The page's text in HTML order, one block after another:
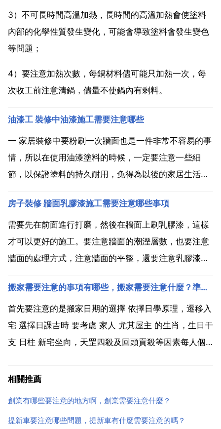
3）不可長時間高溫加熱，長時間的高溫加熱會使塗料
內部的化學性質發生變化，可能會導致塗料會發生變色
等問題；
4）要注意加熱次數，每鍋材料儘可能只加熱一次，每
次收工前注意清鍋，儘量不使鍋內有剩料。
油漆工 裝修中油漆施工需要注意哪些
一 家居裝修中要粉刷一次牆面也是一件非常不容易的事
情，所以在使用油漆塗料的時候，一定要注意一些細
節，以保證塗料的持久耐用，免得為以後的家居生活帶
意事項 1 中 深色乳膠漆施工時儘量不要摻水，否則容
易出現色差 2 石膏板接縫處要上繃帶 3 牆面有縫隙的...
房子裝修 牆面乳膠漆施工需要注意哪些事項
需要先在前面進行打磨，然後在牆面上刷乳膠漆，這樣
才可以更好的施工。要注意牆面的潮溼層數，也要注意
牆面的處理方式，注意牆面的平整，還要注意乳膠漆的
理，需要進行打磨進行找平，這樣才可以更好的利用乳
膠漆，一定要注意顏色的選擇，需要注意通風。在裝修
乳膠漆的時候...
搬家需要注意的事項有哪些，搬家需要注意什麼？準備什麼？整個流程是怎樣的？
首先要注意的是搬家日期的選擇 依擇日學原理，遷移入
宅 選擇日課吉時 要考慮 家人 尤其屋主 的生肖，生日干
支 日柱 新宅坐向，天罡四殺及回頭貢殺等因素每人個
家了，當天適合別人搬家卻不一定適合你搬家。搬家日
相關推薦
創業有哪些要注意的地方啊，創業需要注意什麼？
提新車要注意哪些問題，提新車有什麼需要注意的嗎？